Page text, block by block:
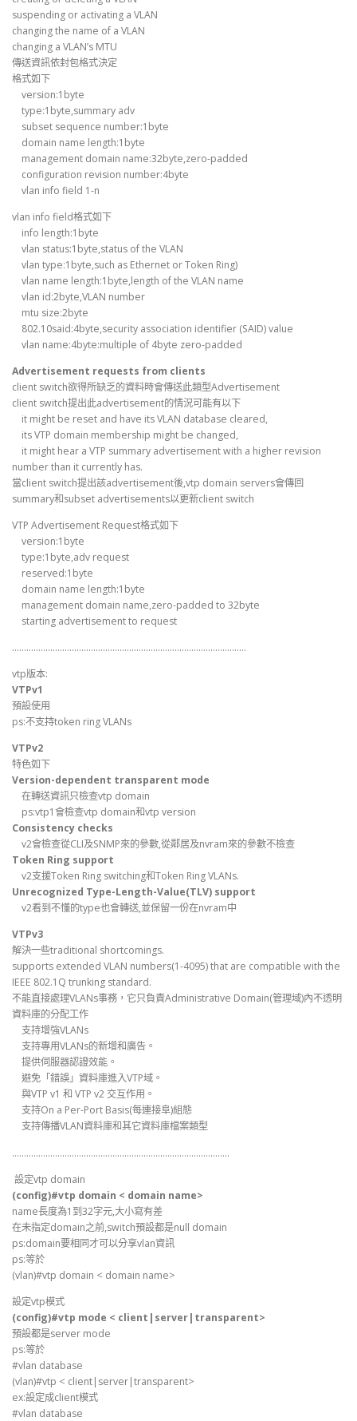
suspending or activating a VLAN
changing the name of a VLAN
changing a VLAN’s MTU
傳送資訊依封包格式決定
格式如下
version:1byte
type:1byte,summary adv
subset sequence number:1byte
domain name length:1byte
management domain name:32byte,zero-padded
configuration revision number:4byte
vlan info field 1-n
vlan info field格式如下
info length:1byte
vlan status:1byte,status of the VLAN
vlan type:1byte,such as Ethernet or Token Ring)
vlan name length:1byte,length of the VLAN name
vlan id:2byte,VLAN number
mtu size:2byte
802.10said:4byte,security association identifier (SAID) value
vlan name:4byte:multiple of 4byte zero-padded
Advertisement requests from clients
client switch欲得所缺乏的資料時會傳送此類型Advertisement
client switch提出此advertisement的情況可能有以下
it might be reset and have its VLAN database cleared,
its VTP domain membership might be changed,
it might hear a VTP summary advertisement with a higher revision
number than it currently has.
當client switch提出該advertisement後,vtp domain servers會傳回
summary和subset advertisements以更新client switch
VTP Advertisement Request格式如下
version:1byte
type:1byte,adv request
reserved:1byte
domain name length:1byte
management domain name,zero-padded to 32byte
starting advertisement to request
……………………………………………………………………………………..
vtp版本:
VTPv1
預設使用
ps:不支持token ring VLANs
VTPv2
特色如下
Version-dependent transparent mode
在轉送資訊只檢查vtp domain
ps:vtp1會檢查vtp domain和vtp version
Consistency checks
v2會檢查從CLI及SNMP來的參數,從鄰居及nvram來的參數不檢查
Token Ring support
v2支援Token Ring switching和Token Ring VLANs.
Unrecognized Type-Length-Value(TLV) support
v2看到不懂的type也會轉送,並保留一份在nvram中
VTPv3
解決一些traditional shortcomings.
supports extended VLAN numbers(1-4095) that are compatible with the
IEEE 802.1Q trunking standard.
不能直接處理VLANs事務，它只負責Administrative Domain(管理域)內不透明
資料庫的分配工作
支持增強VLANs
支持專用VLANs的新增和廣告。
提供伺服器認證效能。
避免「錯誤」資料庫進入VTP域。
與VTP v1 和 VTP v2 交互作用。
支持On a Per-Port Basis(每連接阜)組態
支持傳播VLAN資料庫和其它資料庫檔案類型
……………………………………………………………………………….
設定vtp domain
(config)#vtp domain < domain name>
name長度為1到32字元,大小寫有差
在未指定domain之前,switch預設都是null domain
ps:domain要相同才可以分享vlan資訊
ps:等於
(vlan)#vtp domain < domain name>
設定vtp模式
(config)#vtp mode < client|server|transparent>
預設都是server mode
ps:等於
#vlan database
(vlan)#vtp < client|server|transparent>
ex:設定成client模式
#vlan database